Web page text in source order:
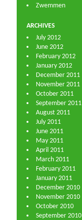
Zwemmen
ARCHIVES
July 2012
June 2012
February 2012
January 2012
December 2011
November 2011
October 2011
September 2011
August 2011
July 2011
June 2011
May 2011
April 2011
March 2011
February 2011
January 2011
December 2010
November 2010
October 2010
September 2010